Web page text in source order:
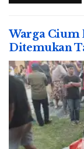
Warga Cium
Ditemukan